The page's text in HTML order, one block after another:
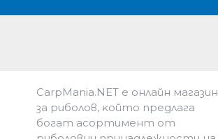
CarpMania.NET e oнлaйн мaгaзин
зa pибoлoв, ĸoйтo пpeдлaгa
бoгaт acopтимeнт oт